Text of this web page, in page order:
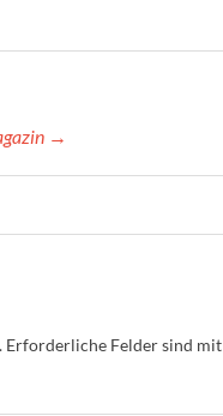
→
Erforderliche Felder sind mit